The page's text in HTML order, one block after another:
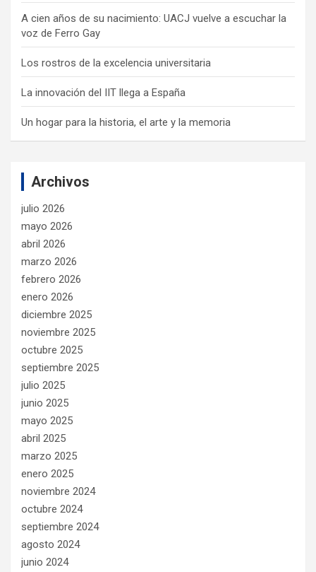
A cien años de su nacimiento: UACJ vuelve a escuchar la
voz de Ferro Gay
Los rostros de la excelencia universitaria
La innovación del IIT llega a España
Un hogar para la historia, el arte y la memoria
Archivos
julio 2026
mayo 2026
abril 2026
marzo 2026
febrero 2026
enero 2026
diciembre 2025
noviembre 2025
octubre 2025
septiembre 2025
julio 2025
junio 2025
mayo 2025
abril 2025
marzo 2025
enero 2025
noviembre 2024
octubre 2024
septiembre 2024
agosto 2024
junio 2024